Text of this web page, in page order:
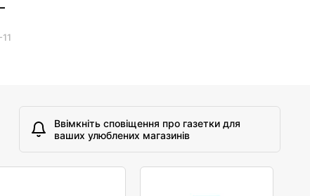
Ввімкніть сповіщення про газетки для
ваших улюблених магазинів